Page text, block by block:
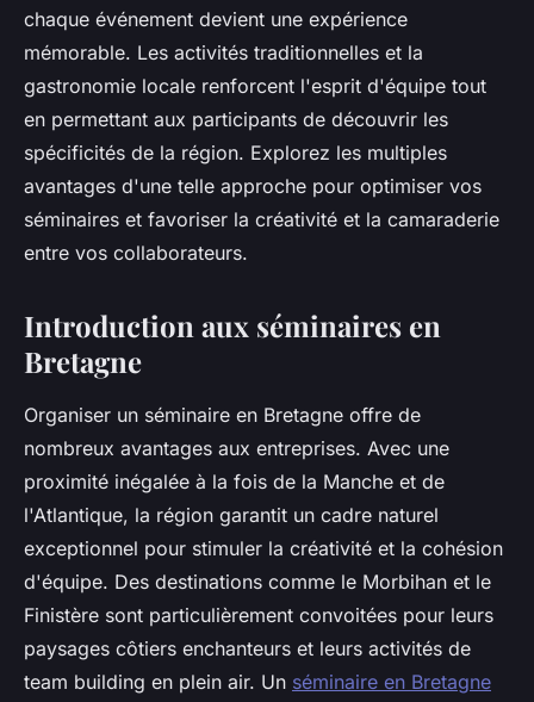
Laure•5 mars 2025•3 min de lecture
chaque événement devient une expérience
mémorable. Les activités traditionnelles et la
gastronomie locale renforcent l'esprit d'équipe tout
en permettant aux participants de découvrir les
spécificités de la région. Explorez les multiples
avantages d'une telle approche pour optimiser vos
séminaires et favoriser la créativité et la camaraderie
entre vos collaborateurs.
Introduction aux séminaires en
Bretagne
Organiser un séminaire en Bretagne offre de
nombreux avantages aux entreprises. Avec une
proximité inégalée à la fois de la Manche et de
l'Atlantique, la région garantit un cadre naturel
exceptionnel pour stimuler la créativité et la cohésion
d'équipe. Des destinations comme le Morbihan et le
Finistère sont particulièrement convoitées pour leurs
paysages côtiers enchanteurs et leurs activités de
team building en plein air. Un séminaire en Bretagne